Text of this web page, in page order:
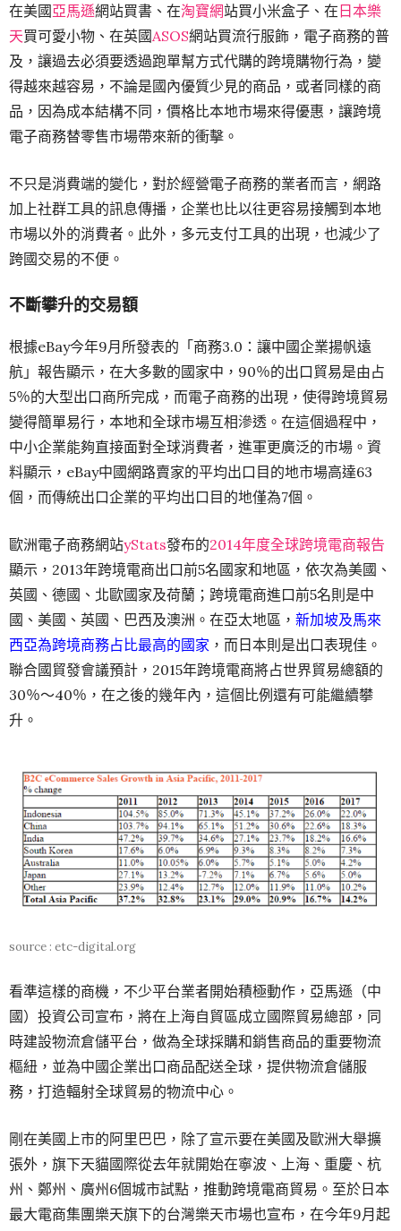
在美國亞馬遜網站買書、在淘寶網站買小米盒子、在日本樂
天買可愛小物、在英國ASOS網站買流行服飾，電子商務的普
及，讓過去必須要透過跑單幫方式代購的跨境購物行為，變
得越來越容易，不論是國內優質少見的商品，或者同樣的商
品，因為成本結構不同，價格比本地市場來得優惠，讓跨境
電子商務替零售市場帶來新的衝擊。
不只是消費端的變化，對於經營電子商務的業者而言，網路
加上社群工具的訊息傳播，企業也比以往更容易接觸到本地
市場以外的消費者。此外，多元支付工具的出現，也減少了
跨國交易的不便。
不斷攀升的交易額
根據eBay今年9月所發表的「商務3.0：讓中國企業揚帆遠
航」報告顯示，在大多數的國家中，90％的出口貿易是由占
5％的大型出口商所完成，而電子商務的出現，使得跨境貿易
變得簡單易行，本地和全球市場互相滲透。在這個過程中，
中小企業能夠直接面對全球消費者，進軍更廣泛的市場。資
料顯示，eBay中國網路賣家的平均出口目的地市場高達63
個，而傳統出口企業的平均出口目的地僅為7個。
歐洲電子商務網站yStats發布的2014年度全球跨境電商報告
顯示，2013年跨境電商出口前5名國家和地區，依次為美國、
英國、德國、北歐國家及荷蘭；跨境電商進口前5名則是中
國、美國、英國、巴西及澳洲。在亞太地區， 新加坡及馬來
西亞為跨境商務占比最高的國家 ，而日本則是出口表現佳。
聯合國貿發會議預計，2015年跨境電商將占世界貿易總額的
30％～40％，在之後的幾年內，這個比例還有可能繼續攀
升。
source : etc-digital.org
看準這樣的商機，不少平台業者開始積極動作，亞馬遜（中
國）投資公司宣布，將在上海自貿區成立國際貿易總部，同
時建設物流倉儲平台，做為全球採購和銷售商品的重要物流
樞紐，並為中國企業出口商品配送全球，提供物流倉儲服
務，打造輻射全球貿易的物流中心。
剛在美國上市的阿里巴巴，除了宣示要在美國及歐洲大舉擴
張外，旗下天貓國際從去年就開始在寧波、上海、重慶、杭
州、鄭州、廣州6個城市試點，推動跨境電商貿易。至於日本
最大電商集團樂天旗下的台灣樂天市場也宣布，在今年9月起